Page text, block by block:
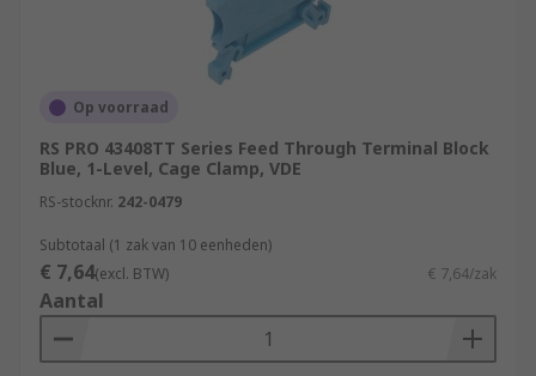
Op voorraad
RS PRO 43408TT Series Feed Through Terminal Block
Blue, 1-Level, Cage Clamp, VDE
RS-stocknr. 242-0479
Subtotaal (1 zak van 10 eenheden)
€ 7,64(excl. BTW) € 7,64/zak
Aantal